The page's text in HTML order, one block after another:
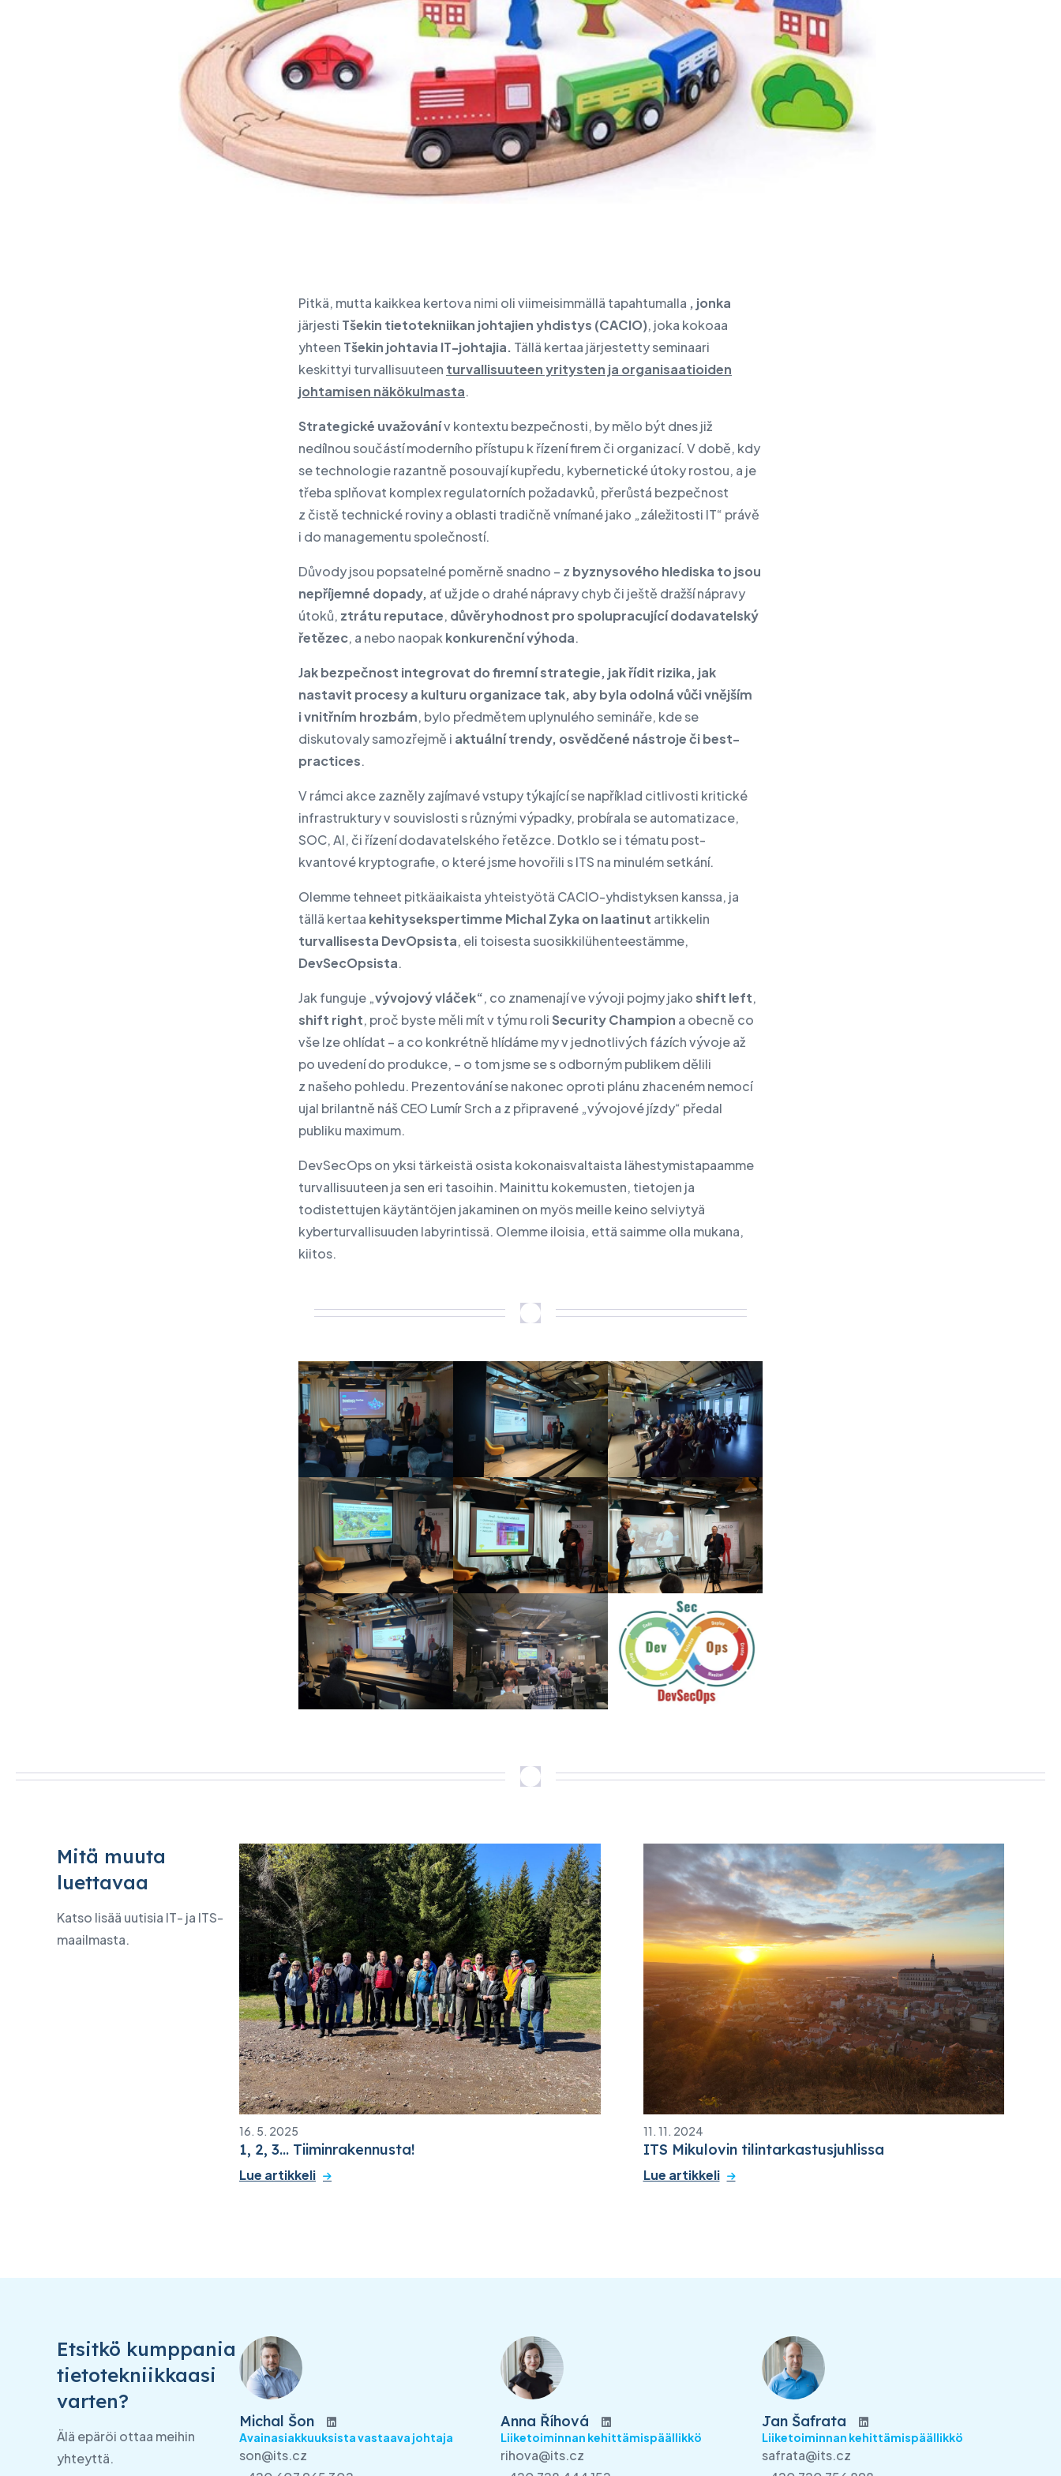
Lenovo PC-tuotteet
IT- ja kyberturvallisuuden
tarkistus
Tietokeskusten siirtäminen
Palvelupiste - Brno
Pitkä, mutta kaikkea kertova nimi oli viimeisimmällä tapahtumalla , jonka
järjesti Tšekin tietotekniikan johtajien yhdistys (CACIO), joka kokoaa
yhteen Tšekin johtavia IT-johtajia. Tällä kertaa järjestetty seminaari
keskittyi turvallisuuteen turvallisuuteen yritysten ja organisaatioiden
johtamisen näkökulmasta.
Strategické uvažovánív kontextu bezpečnosti, by mělo být dnes již
nedílnou součástí moderního přístupu k řízení firem či organizací. V době, kdy
se technologie razantně posouvají kupředu, kybernetické útoky rostou, a je
třeba splňovat komplex regulatorních požadavků, přerůstá bezpečnost
z čistě technické roviny a oblasti tradičně vnímané jako „záležitosti IT“ právě
i do managementu společností.
Důvody jsou popsatelné poměrně snadno – z byznysového hlediska to jsou
nepříjemné dopady, ať už jde o drahé nápravy chyb či ještě dražší nápravy
útoků, ztrátu reputace, důvěryhodnost pro spolupracující dodavatelský
řetězec, a nebo naopak konkurenční výhoda.
Jak bezpečnost integrovat do firemní strategie, jak řídit rizika, jak
nastavit procesy a kulturu organizace tak, aby byla odolná vůči vnějším
i vnitřním hrozbám, bylo předmětem uplynulého semináře, kde se
diskutovaly samozřejmě i aktuální trendy, osvědčené nástroje či best-
practices.
V rámci akce zazněly zajímavé vstupy týkající se například citlivosti kritické
infrastruktury v souvislosti s různými výpadky, probírala se automatizace,
SOC, AI, či řízení dodavatelského řetězce. Dotklo se i tématu post-
kvantové kryptografie, o které jsme hovořili s ITS na minulém setkání.
Olemme tehneet pitkäaikaista yhteistyötä CACIO-yhdistyksen kanssa, ja
tällä kertaa kehitysekspertimme Michal Zyka on laatinut artikkelin
turvallisesta DevOpsista, eli toisesta suosikkilühenteestämme,
DevSecOpsista.
Jak funguje „vývojový vláček“, co znamenají ve vývoji pojmy jakoshift left,
shift right, proč byste měli mít v týmu roliSecurity Champion a obecně co
vše lze ohlídat – a co konkrétně hlídáme my v jednotlivých fázích vývoje až
po uvedení do produkce, – o tom jsme se s odborným publikem dělili
z našeho pohledu. Prezentování se nakonec oproti plánu zhaceném nemocí
ujal brilantně náš CEO Lumír Srch a z připravené „vývojové jízdy“ předal
publiku maximum.
DevSecOps on yksi tärkeistä osista kokonaisvaltaista lähestymistapaamme
turvallisuuteen ja sen eri tasoihin. Mainittu kokemusten, tietojen ja
todistettujen käytäntöjen jakaminen on myös meille keino selviytyä
kyberturvallisuuden labyrintissä. Olemme iloisia, että saimme olla mukana,
kiitos.
Mitä muuta
luettavaa
Katso lisää uutisia IT- ja ITS-
maailmasta.
16. 5. 2025
1, 2, 3... Tiiminrakennusta!
Lue artikkeli
11. 11. 2024
ITS Mikulovin tilintarkastusjuhlissa
Lue artikkeli
Etsitkö kumppania
tietotekniikkaasi
varten?
Älä epäröi ottaa meihin
yhteyttä.
Michal Šon
Avainasiakkuuksista vastaava johtaja
son@its.cz
Anna Říhová
Liiketoiminnan kehittämispäällikkö
rihova@its.cz
Jan Šafrata
Liiketoiminnan kehittämispäällikkö
safrata@its.cz